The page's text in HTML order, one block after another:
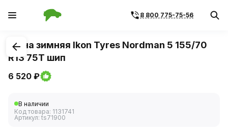
8 800 775-75-56
1/1
Шина зимняя Ikon Tyres Nordman 5 155/70
R13 75T шип
6 520 ₽
В наличии
Код товара: 1131741
Артикул: ts71900